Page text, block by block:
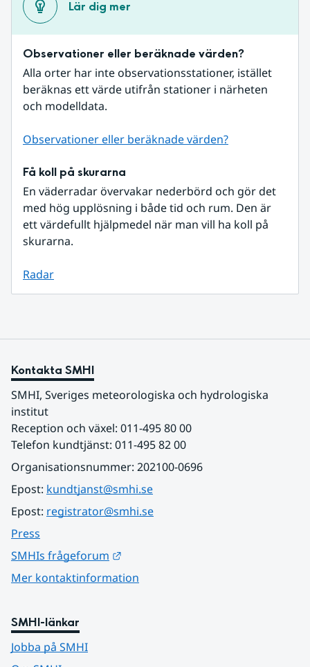
Lär dig mer
Observationer eller beräknade värden?
Alla orter har inte observationsstationer, istället
beräknas ett värde utifrån stationer i närheten
och modelldata.
Observationer eller beräknade värden?
Få koll på skurarna
En väderradar övervakar nederbörd och gör det
med hög upplösning i både tid och rum. Den är
ett värdefullt hjälpmedel när man vill ha koll på
skurarna.
Radar
Kontakta SMHI
SMHI, Sveriges meteorologiska och hydrologiska
institut
Reception och växel: 011-495 80 00
Telefon kundtjänst: 011-495 82 00
Organisationsnummer: 202100-0696
Epost: kundtjanst@smhi.se
Epost: registrator@smhi.se
Press
SMHIs frågeforum
Mer kontaktinformation
SMHI-länkar
Jobba på SMHI